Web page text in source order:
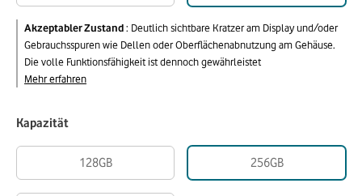
Akzeptabler Zustand: Deutlich sichtbare Kratzer am Display und/oder
Gebrauchsspuren wie Dellen oder Oberflächenabnutzung am Gehäuse.
Die volle Funktionsfähigkeit ist dennoch gewährleistet
Mehr erfahren
Kapazität
128GB 256GB